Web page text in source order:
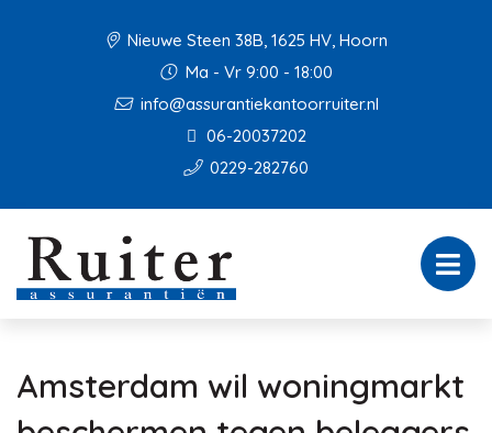
Nieuwe Steen 38B, 1625 HV, Hoorn
Ma - Vr 9:00 - 18:00
info@assurantiekantoorruiter.nl
06-20037202
0229-282760
Amsterdam wil woningmarkt